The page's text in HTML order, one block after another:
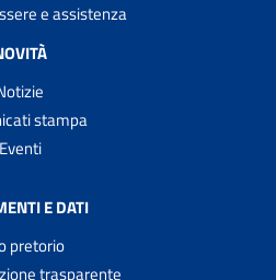
e assistenza
stampa
Eventi
E DATI
pretorio
trasparente